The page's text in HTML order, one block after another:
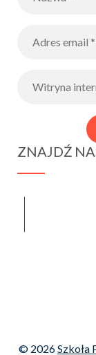
ZNAJDŹ
© 2026Szkoła